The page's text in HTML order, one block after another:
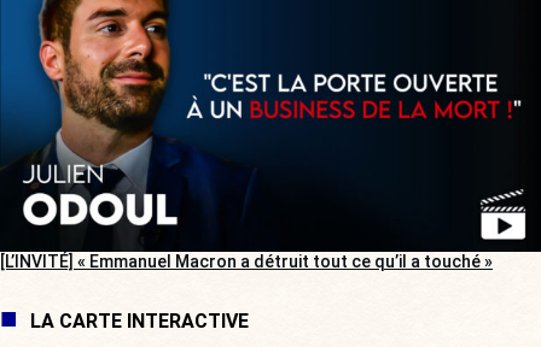
[L’INVITÉ] « Emmanuel Macron a détruit tout ce qu’il a touché »
LA CARTE INTERACTIVE